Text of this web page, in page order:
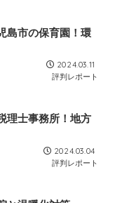
島市の保育園！環
2024.03.11
評判レポート
理士事務所！地方
2024.03.04
評判レポート